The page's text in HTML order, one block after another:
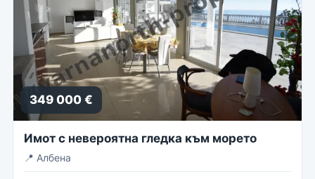
349 000 €
Имот с невероятна гледка към морето
📍 Албена